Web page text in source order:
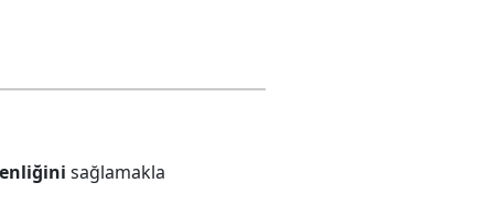
sağlamakla